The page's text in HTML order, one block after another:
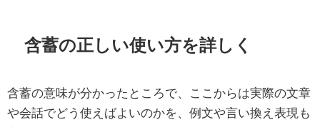
含蓄の正しい使い方を詳しく
含蓄の意味が分かったところで、ここからは実際の文章
や会話でどう使えばよいのかを、例文や言い換え表現も